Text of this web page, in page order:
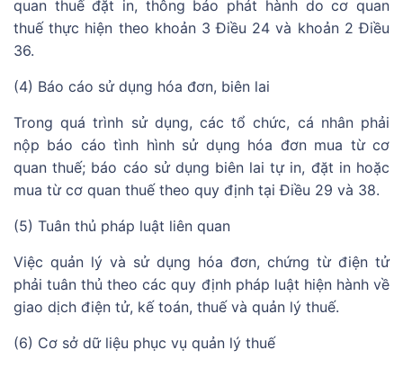
quan thuế đặt in, thông báo phát hành do cơ quan
thuế thực hiện theo khoản 3 Điều 24 và khoản 2 Điều
36.
(4) Báo cáo sử dụng hóa đơn, biên lai
Trong quá trình sử dụng, các tổ chức, cá nhân phải
nộp báo cáo tình hình sử dụng hóa đơn mua từ cơ
quan thuế; báo cáo sử dụng biên lai tự in, đặt in hoặc
mua từ cơ quan thuế theo quy định tại Điều 29 và 38.
(5) Tuân thủ pháp luật liên quan
Việc quản lý và sử dụng hóa đơn, chứng từ điện tử
phải tuân thủ theo các quy định pháp luật hiện hành về
giao dịch điện tử, kế toán, thuế và quản lý thuế.
(6) Cơ sở dữ liệu phục vụ quản lý thuế